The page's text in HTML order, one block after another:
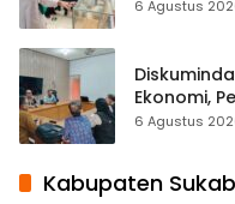
Hampir
6 Agustus
Ekonomi,
Terbuka
6 Agustus
Kabupaten